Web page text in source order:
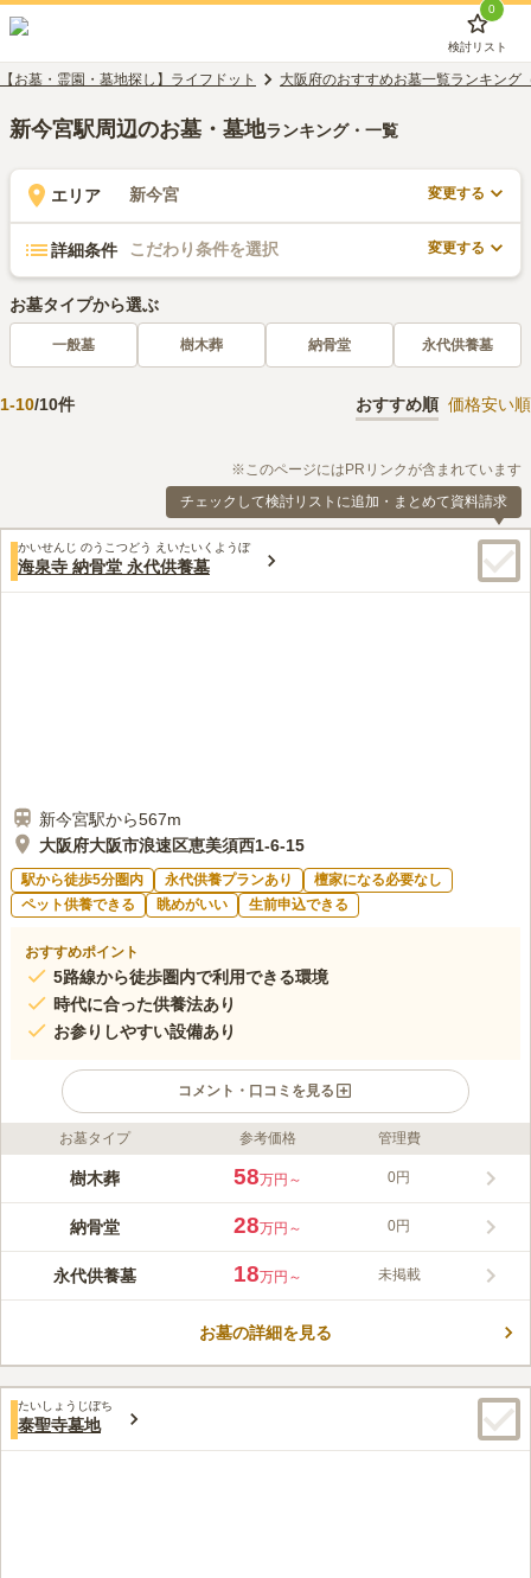
0
検討リスト
【お墓・霊園・墓地探し】ライフドット 大阪府のおすすめお墓一覧ランキング
新今宮駅周辺のお墓・墓地ランキング・一覧
エリア 新今宮 変更する
詳細条件 こだわり条件を選択 変更する
お墓タイプから選ぶ
一般墓 樹木葬 納骨堂 永代供養墓
1-10/10件 おすすめ順 価格安い順
※このページにはPRリンクが含まれています
チェックして検討リストに追加・まとめて資料請求
かいせんじ のうこつどう えいたいくようぼ
海泉寺 納骨堂 永代供養墓
新今宮駅から567m
大阪府大阪市浪速区恵美須西1-6-15
駅から徒歩5分圏内 永代供養プランあり
檀家になる必要なし
ペット供養できる
眺めがいい 生前申込できる
おすすめポイント
5路線から徒歩圏内で利用できる環境
時代に合った供養法あり
お参りしやすい設備あり
コメント・口コミを見る
ライフドット編集部のコメント
海泉寺はアクセスに便利な大阪市内の寺院で、有名な今宮戎神社
残されたご遺族にご負担がない永代供養付で、無縁になる心配が
ありません。将来、子孫が管理をできなくなったり、途絶えてし
問で気兼ねなく申し込めます。 交通至便で私鉄の駅が目の前に
あり、地下鉄からは徒歩約3分で到着します。 納骨堂や法要施設
に直結した駐車場もあり、雨の日でも濡れずにお参りできます。
最寄駅がたくさんあり、大阪の市街地なのでたくさんお店があ
り、ろうそくも花も簡単に買うことができる。また食事する場所もたくさ
んあり困ることは何もない
お墓タイプ 参考価格 管理費
樹木葬 58万円～ 0円
納骨堂 28万円～ 0円
永代供養墓 18万円～ 未掲載
お墓の詳細を見る
たいしょうじぼち
泰聖寺墓地